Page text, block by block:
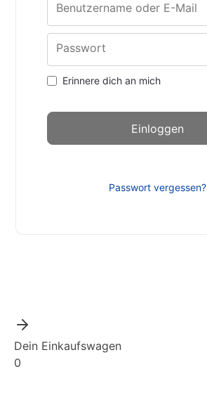
Benutzername oder E-Mail
Passwort
Erinnere dich an mich
Passwort vergessen?
Dein Einkaufswagen
0